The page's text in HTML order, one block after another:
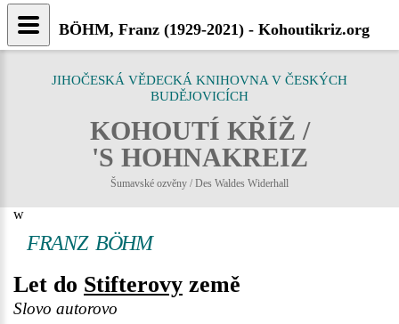
JIHOČESKÁ VĚDECKÁ KNIHOVNA V ČESKÝCH
BUDĚJOVICÍCH
KOHOUTÍ KŘÍŽ /
'S HOHNAKREIZ
Šumavské ozvěny / Des Waldes Widerhall
w
FRANZ BÖHM
Let do Stifterovy země
Slovo autorovo
BÖHM, Franz (1929-2021) - Kohoutikriz.org